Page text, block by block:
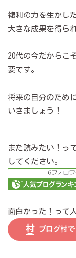
複利の力を生かし
大きな成果を得ら
20代の今だからこ
要です。
将来の自分のため
いきましょう！
また読みたい！っ
してください。
面白かった！って